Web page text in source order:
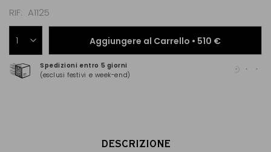
RIF A1125
Aggiungere al Carrello • 510 €
Spedizioni entro 5 giorni
(esclusi festivi e week-end)
DESCRIZIONE